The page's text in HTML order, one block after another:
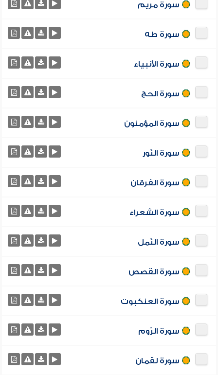
سورة مريم
سورة طه
سورة الأنبياء
سورة الحج
سورة المؤمنون
سورة النّور
سورة الفرقان
سورة الشعراء
سورة النّمل
سورة القصص
سورة العنكبوت
سورة الرّوم
سورة لقمان